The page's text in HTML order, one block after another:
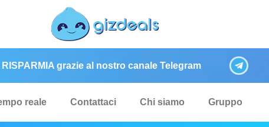
RISPARMIA grazie al nostro canale Telegram
reale Contattaci Chi siamo Gruppo